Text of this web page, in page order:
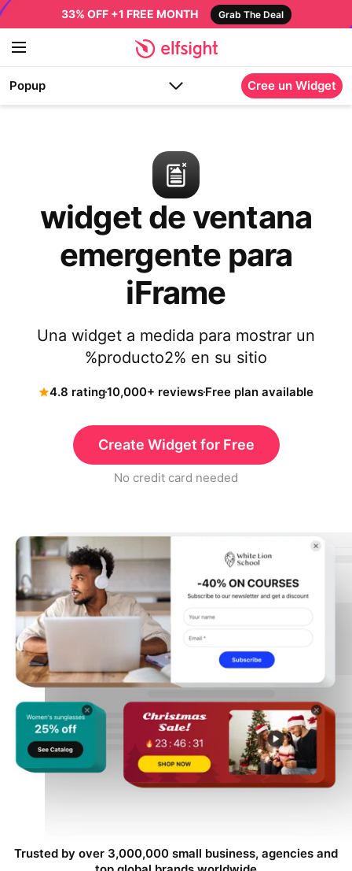
33% OFF +1 FREE MONTH Grab The Deal
Popup Cree un Widget
widget de ventana
emergente para
iFrame
Una widget a medida para mostrar un
%producto2% en su sitio
4.8 rating10,000+ reviewsFree plan available
Create Widget for Free
No credit card needed
Trusted by over 3,000,000 small business, agencies and